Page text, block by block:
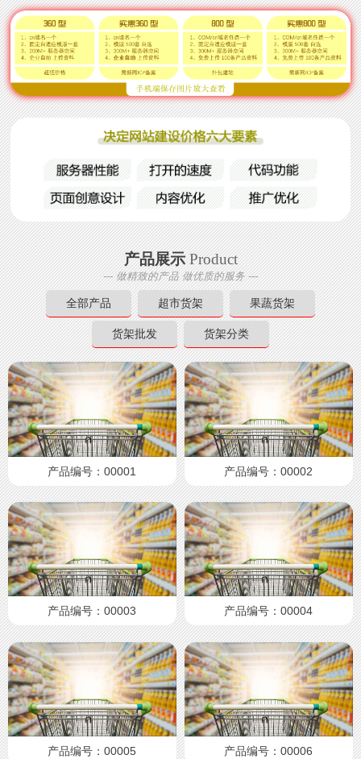
产品展示Product
--- 做精致的产品 做优质的服务 ---
全部产品 超市货架 果蔬货架
货架批发 货架分类
产品编号：00001 产品编号：00002
产品编号：00003 产品编号：00004
产品编号：00005 产品编号：00006